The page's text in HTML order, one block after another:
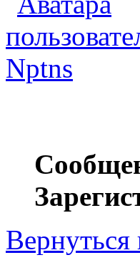
Nptns
Вернуться